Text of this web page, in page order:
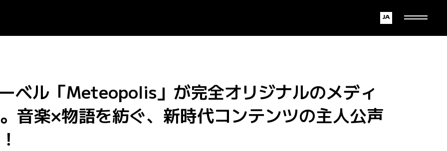
English
Japanese
ベル「Meteopolis」が完全オリジナルのメディ
音楽×物語を紡ぐ、新時代コンテンツの主人公声